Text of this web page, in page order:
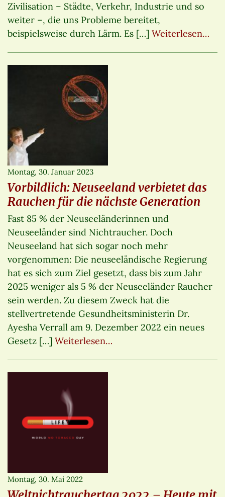
Zivilisation – Städte, Verkehr, Industrie und so
weiter –, die uns Probleme bereitet,
beispielsweise durch Lärm. Es […] Weiterlesen…
Montag, 30. Januar 2023
Vorbildlich: Neuseeland verbietet das
Rauchen für die nächste Generation
Fast 85 % der Neuseeländerinnen und
Neuseeländer sind Nichtraucher. Doch
Neuseeland hat sich sogar noch mehr
vorgenommen: Die neuseeländische Regierung
hat es sich zum Ziel gesetzt, dass bis zum Jahr
2025 weniger als 5 % der Neuseeländer Raucher
sein werden. Zu diesem Zweck hat die
stellvertretende Gesundheitsministerin Dr.
Ayesha Verrall am 9. Dezember 2022 ein neues
Gesetz […] Weiterlesen…
Montag, 30. Mai 2022